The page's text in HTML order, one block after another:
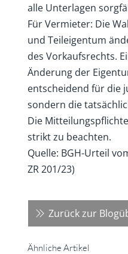
alle Unterlagen
Für Vermieter: Die
und Teileigentum
des Vorkaufsrechts.
Änderung der
entscheidend für die
sondern die
Die
strikt zu beachten.
Quelle: BGH-Urteil
ZR 201/23)
Zurück zur
Ähnliche Artikel